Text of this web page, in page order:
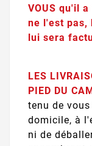
VOUS qu'il a
ne l'est pas,
lui sera
LES
PIED DU
tenu de
domicile, à
ni de